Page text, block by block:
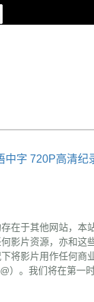
中字 720P高清纪
在于其他网站，本
影片资源，亦和
将影片用作任何
）。我们将在第一